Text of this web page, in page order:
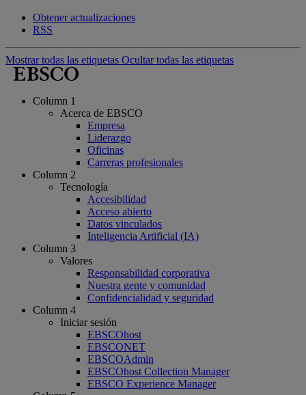
Obtener actualizaciones
RSS
Mostrar todas las etiquetas Ocultar todas las etiquetas
Column 1
Acerca de EBSCO
Empresa
Liderazgo
Oficinas
Carreras profesionales
Column 2
Tecnología
Accesibilidad
Acceso abierto
Datos vinculados
Inteligencia Artificial (IA)
Column 3
Valores
Responsabilidad corporativa
Nuestra gente y comunidad
Confidencialidad y seguridad
Column 4
Iniciar sesión
EBSCOhost
EBSCONET
EBSCOAdmin
EBSCOhost Collection Manager
EBSCO Experience Manager